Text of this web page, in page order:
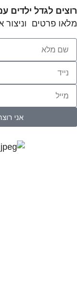
רוצים לגדל ילדים
מלאו פרטים
אני